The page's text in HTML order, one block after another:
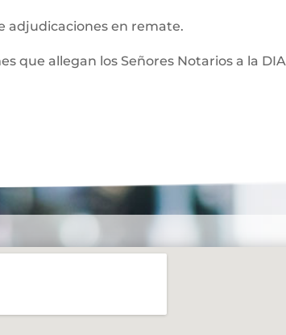
adjudicaciones en remate.
que allegan los Señores Notarios a la